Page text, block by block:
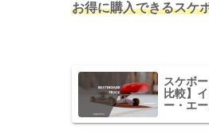
お得に購入できるスケ
スケボ
比較】
ー・エ